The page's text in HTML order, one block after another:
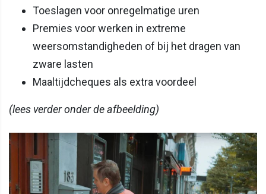
Toeslagen voor onregelmatige uren
Premies voor werken in extreme
weersomstandigheden of bij het dragen van
zware lasten
Maaltijdcheques als extra voordeel
(lees verder onder de afbeelding)